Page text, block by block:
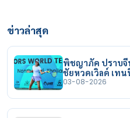
ข่าวล่าสุด
พิชญาภัค ปราบจี
ชัยหวดเวิลด์ เท
03-08-2026